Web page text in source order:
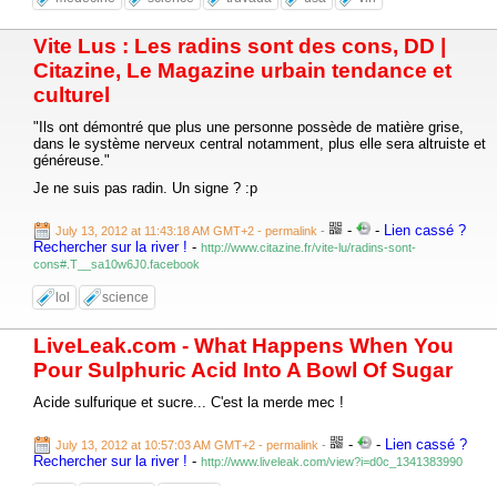
Vite Lus : Les radins sont des cons, DD |
Citazine, Le Magazine urbain tendance et
culturel
"Ils ont démontré que plus une personne possède de matière grise,
dans le système nerveux central notamment, plus elle sera altruiste et
généreuse."
Je ne suis pas radin. Un signe ? :p
July 13, 2012 at 11:43:18 AM GMT+2 - permalink - - - Lien cassé ?
Rechercher sur la river ! - http://www.citazine.fr/vite-lu/radins-sont-
cons#.T__sa10w6J0.facebook
lol science
LiveLeak.com - What Happens When You
Pour Sulphuric Acid Into A Bowl Of Sugar
Acide sulfurique et sucre... C'est la merde mec !
July 13, 2012 at 10:57:03 AM GMT+2 - permalink - - - Lien cassé ?
Rechercher sur la river ! - http://www.liveleak.com/view?i=d0c_1341383990